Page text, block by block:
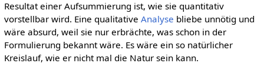
Resultat einer Aufsummierung ist, wie sie quantitativ
vorstellbar wird. Eine qualitative Analyse bliebe unnötig und
wäre absurd, weil sie nur erbrächte, was schon in der
Formulierung bekannt wäre. Es wäre ein so natürlicher
Kreislauf, wie er nicht mal die Natur sein kann.